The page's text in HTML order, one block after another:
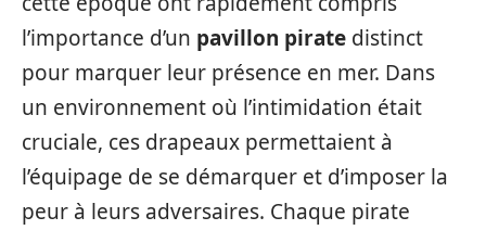
l’importance d’un pavillon pirate distinct
pour marquer leur présence en mer. Dans
un environnement où l’intimidation était
cruciale, ces drapeaux permettaient à
l’équipage de se démarquer et d’imposer la
peur à leurs adversaires. Chaque pirate